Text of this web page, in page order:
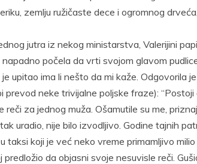
zemlju ružičaste dece i ogromnog
jutra iz nekog ministarstva, Valerijini
počela da vrti svojom glavom
upitao ima li nešto da mi kaže. Odgovorila
prevod neke trivijalne poljske fraze): “Postoji
reči za jednog muža. Ošamutile su me,
uradio, nije bilo izvodljivo. Godine tajnih
taksi koji je već neko vreme primamljivo
predložio da objasni svoje nesuvisle reči.